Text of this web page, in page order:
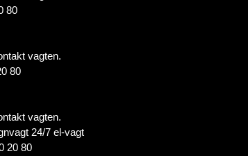
80
vagten.
80
vagten.
24/7 el-vagt
20 80